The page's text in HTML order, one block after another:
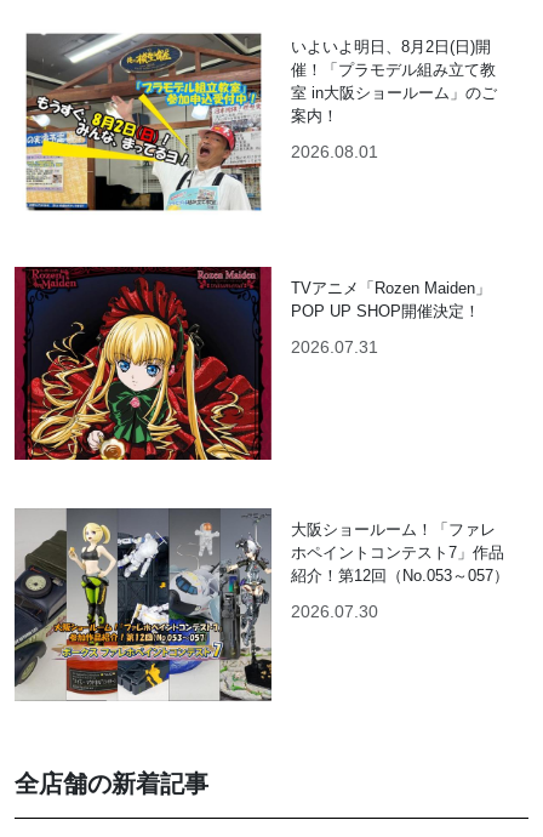
いよいよ明日、8月2日(日)開
催！「プラモデル組み立て教
室 in大阪ショールーム」のご
案内！
2026.08.01
TVアニメ「Rozen Maiden」
POP UP SHOP開催決定！
2026.07.31
大阪ショールーム！「ファレ
ホペイントコンテスト7」作品
紹介！第12回（No.053～057）
2026.07.30
全店舗の新着記事